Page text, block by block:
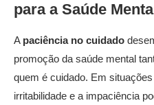
para a Saúde
A paciência no cuidado
promoção da saúde mental
quem é cuidado. Em
irritabilidade e a impaciência